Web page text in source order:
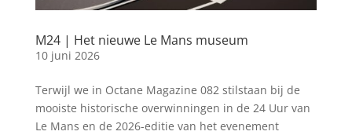
M24 | Het nieuwe Le Mans museum
10 juni 2026
Terwijl we in Octane Magazine 082 stilstaan bij de
mooiste historische overwinningen in de 24 Uur van
Le Mans en de 2026-editie van het evenement